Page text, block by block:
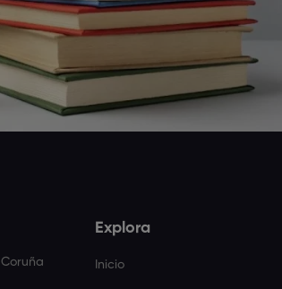
Explora
Inicio